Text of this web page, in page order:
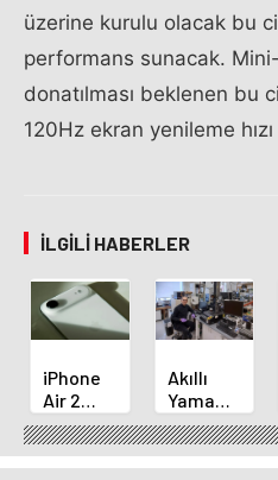
üzerine kurulu olacak bu
performans sunacak.
donatılması beklenen bu
120Hz ekran yenileme
İLGILI HABERLER
iPhone
Air 2
Tanıtımı
Yaklaşıyor:
5
Akıllı
Yama
Çevresel
Tehlikeleri
Titreşimle